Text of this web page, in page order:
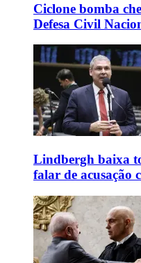
Ciclone bomba
Defesa Civil
Lindbergh baixa
falar de acusação